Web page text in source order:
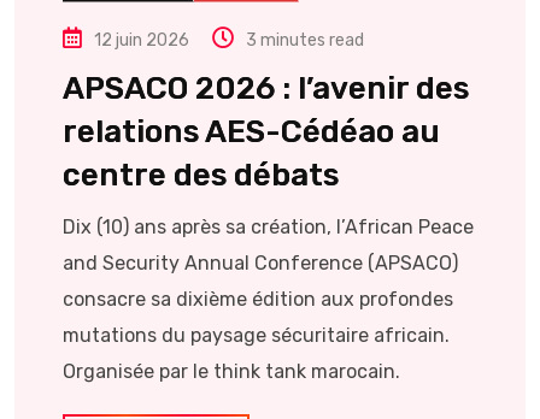
12 juin 2026 3 minutes read
APSACO 2026 : l’avenir des
relations AES-Cédéao au
centre des débats
Dix (10) ans après sa création, l’African Peace
and Security Annual Conference (APSACO)
consacre sa dixième édition aux profondes
mutations du paysage sécuritaire africain.
Organisée par le think tank marocain.